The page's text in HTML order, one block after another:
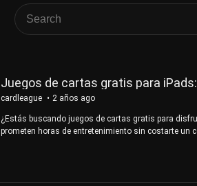
Juegos de cartas gratis para
cardleague 2 años ago
¿Estás buscando juegos de cartas gratis para
prometen horas de entretenimiento sin costarte un